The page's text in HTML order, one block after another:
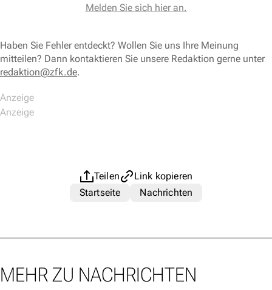
Melden Sie sich hier an.
Haben Sie Fehler entdeckt? Wollen Sie uns Ihre Meinung
mitteilen? Dann kontaktieren Sie unsere Redaktion gerne unter
redaktion@zfk.de.
Teilen
Link kopieren
Startseite
Nachrichten
MEHR ZU NACHRICHTEN